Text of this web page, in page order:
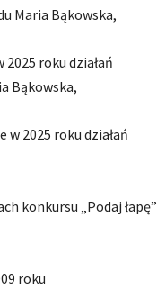
Maria Bąkowska,
roku działań
Bąkowska,
2025 roku działań
konkursu „Podaj łapę”
roku